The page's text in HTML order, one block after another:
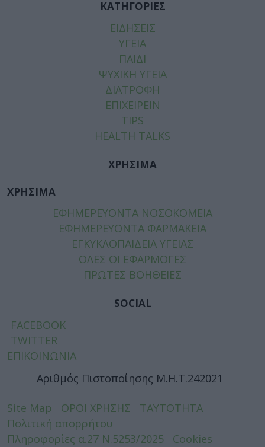
ΚΑΤΗΓΟΡΙΕΣ
ΕΙΔΗΣΕΙΣ
ΥΓΕΙΑ
ΠΑΙΔΙ
ΨΥΧΙΚΗ ΥΓΕΙΑ
ΔΙΑΤΡΟΦΗ
ΕΠΙΧΕΙΡΕΙΝ
TIPS
HEALTH TALKS
ΧΡΗΣΙΜΑ
ΧΡΗΣΙΜΑ
ΕΦΗΜΕΡΕΥΟΝΤΑ ΝΟΣΟΚΟΜΕΙΑ
ΕΦΗΜΕΡΕΥΟΝΤΑ ΦΑΡΜΑΚΕΙΑ
ΕΓΚΥΚΛΟΠΑΙΔΕΙΑ ΥΓΕΙΑΣ
ΟΛΕΣ ΟΙ ΕΦΑΡΜΟΓΕΣ
ΠΡΩΤΕΣ ΒΟΗΘΕΙΕΣ
SOCIAL
FACEBOOK
TWITTER
ΕΠΙΚΟΙΝΩΝΙΑ
Αριθμός Πιστοποίησης Μ.Η.Τ.242021
Site Map ΟΡΟΙ ΧΡΗΣΗΣ
ΤΑΥΤΟΤΗΤΑ
Πολιτική απορρήτου
Πληροφορίες α.27 Ν.5253/2025
Cookies